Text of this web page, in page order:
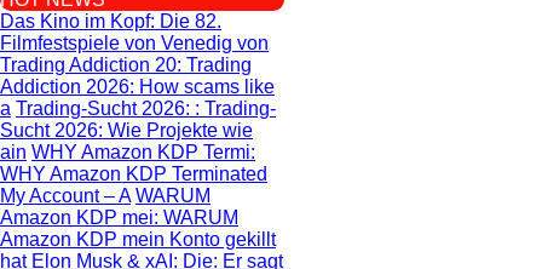
Das Kino im Kopf: Die 82.
Filmfestspiele von Venedig von
Trading Addiction 20: Trading
Addiction 2026: How scams like
a Trading-Sucht 2026: : Trading-
Sucht 2026: Wie Projekte wie
ain WHY Amazon KDP Termi:
WHY Amazon KDP Terminated
My Account – A WARUM
Amazon KDP mei: WARUM
Amazon KDP mein Konto gekillt
hat Elon Musk & xAI: Die: Er sagt